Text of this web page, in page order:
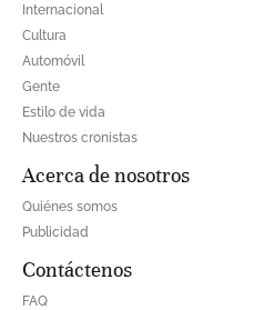
Internacional
Cultura
Automóvil
Gente
Estilo de vida
Nuestros cronistas
Acerca de nosotros
Quiénes somos
Publicidad
Contáctenos
FAQ